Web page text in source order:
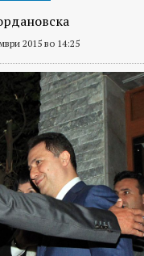
2015 во 14:25